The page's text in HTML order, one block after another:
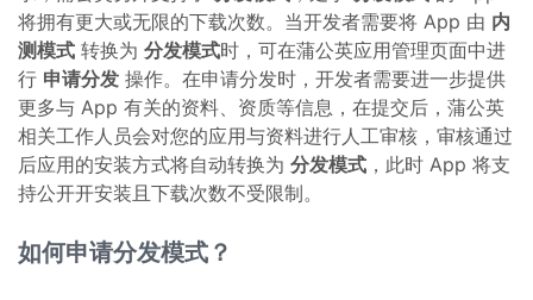
将拥有更大或无限的下载次数。当开发者需要将 App 由 内
测模式 转换为 分发模式时，可在蒲公英应用管理页面中进
行 申请分发 操作。在申请分发时，开发者需要进一步提供
更多与 App 有关的资料、资质等信息，在提交后，蒲公英
相关工作人员会对您的应用与资料进行人工审核，审核通过
后应用的安装方式将自动转换为 分发模式 ，此时 App 将支
持公开开安装且下载次数不受限制。
如何申请分发模式？